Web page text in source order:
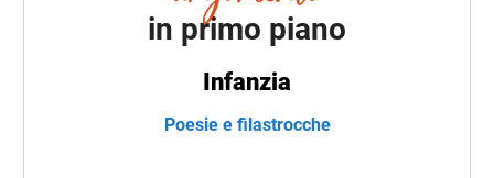
in primo piano
Infanzia
Poesie e filastrocche